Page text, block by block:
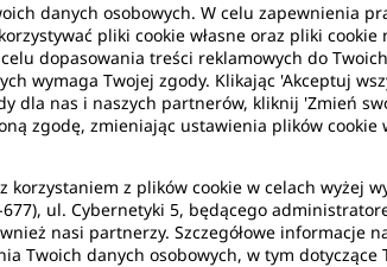
Data zwrotu Godzina
danych osobowych. W celu zapewnienia
pliki cookie własne oraz pliki
dopasowania treści reklamowych do
wymaga Twojej zgody. Klikając 'Akceptuj
dla nas i naszych partnerów, kliknij 'Zmień
zgodę, zmieniając ustawienia plików cookie
korzystaniem z plików cookie w celach wyżej
ul. Cybernetyki 5, będącego
nasi partnerzy. Szczegółowe informacje
Twoich danych osobowych, w tym